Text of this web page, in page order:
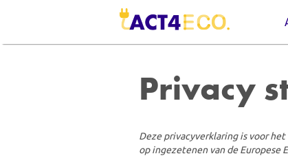
Privacy
Deze privacyverklaring is voor
op ingezetenen van de Europese